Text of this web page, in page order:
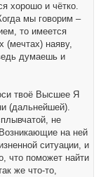
хорошо и чётко.
мы говорим –
то имеется
(мечтах) наяву,
думаешь и
твоё Высшее Я
(дальнейшей).
не
на ней
ситуации, и
что поможет найти
же что-то,